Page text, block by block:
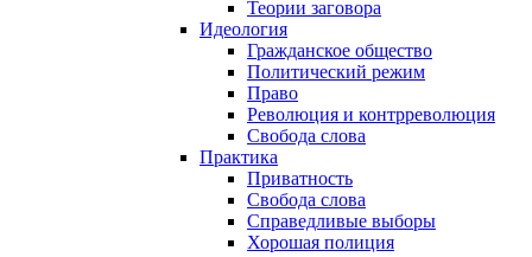
Теории заговора
Идеология
Гражданское общество
Политический режим
Право
Революция и контрреволюция
Свобода слова
Практика
Приватность
Свобода слова
Справедливые выборы
Хорошая полиция